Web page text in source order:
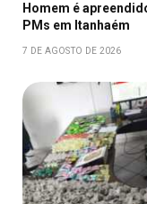
Homem é
PMs em Itanhaém
7 DE AGOSTO DE 2026